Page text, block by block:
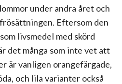
under andra året och
Eftersom den
livsmedel med skörd
det många som inte vet att
är vanligen orangefärgade,
och lila varianter också